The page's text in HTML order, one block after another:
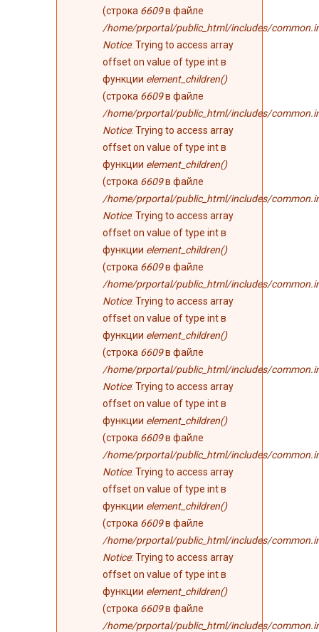
(строка 6609в файле
/home/prportal/public_html/includes/
Notice: Trying to access array
offset on value of type int в
функции element_children()
(строка 6609в файле
/home/prportal/public_html/includes/
Notice: Trying to access array
offset on value of type int в
функции element_children()
(строка 6609в файле
/home/prportal/public_html/includes/
Notice: Trying to access array
offset on value of type int в
функции element_children()
(строка 6609в файле
/home/prportal/public_html/includes/
Notice: Trying to access array
offset on value of type int в
функции element_children()
(строка 6609в файле
/home/prportal/public_html/includes/
Notice: Trying to access array
offset on value of type int в
функции element_children()
(строка 6609в файле
/home/prportal/public_html/includes/
Notice: Trying to access array
offset on value of type int в
функции element_children()
(строка 6609в файле
/home/prportal/public_html/includes/
Notice: Trying to access array
offset on value of type int в
функции element_children()
(строка 6609в файле
/home/prportal/public_html/includes/